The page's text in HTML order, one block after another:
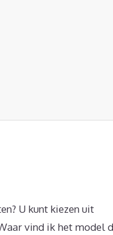
U kunt kiezen uit
vind ik het model